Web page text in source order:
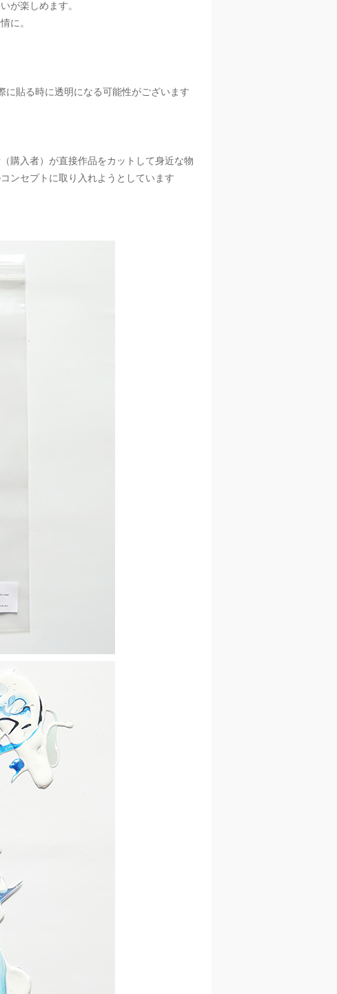
が楽しめます。
に。
貼る時に透明になる可能性がございます
購入者）が直接作品をカットして身近な物
ンセプトに取り入れようとしています